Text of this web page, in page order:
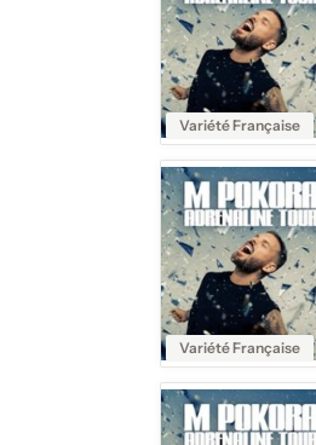
Variété Française
Variété Française